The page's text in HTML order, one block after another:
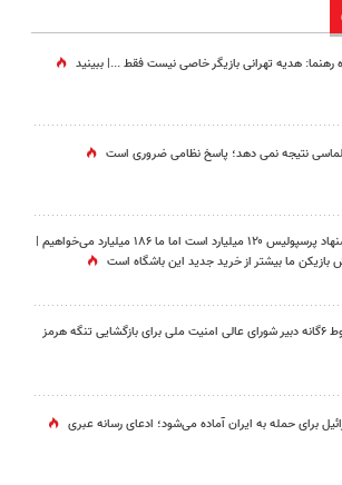
رهنما: هدیه تهرانی بازیگر خاصی نیست فقط ...|‌ ببینید
نتیجه‌ نمی دهد؛ پاسخ نظامی ضروری است
پیشنهاد پرسپولیس ۱۲۰ میلیارد است اما ما ۱۸۶ میلیارد می‌خواهیم |
بازیکن ما بیشتر از خرید جدید این باشگاه است
بازگشایی تنگه هرمز
برای حمله به ایران آماده می‌شود؛ ادعای رسانه عبری